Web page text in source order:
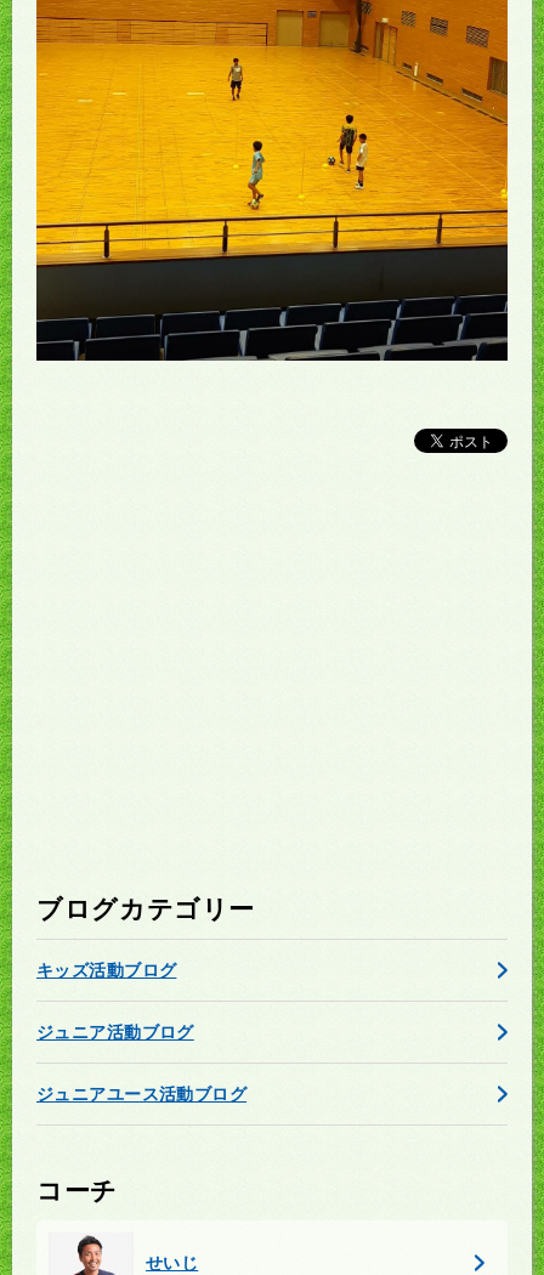
ブログカテゴリー
キッズ活動ブログ
ジュニア活動ブログ
ジュニアユース活動ブログ
コーチ
せいじ